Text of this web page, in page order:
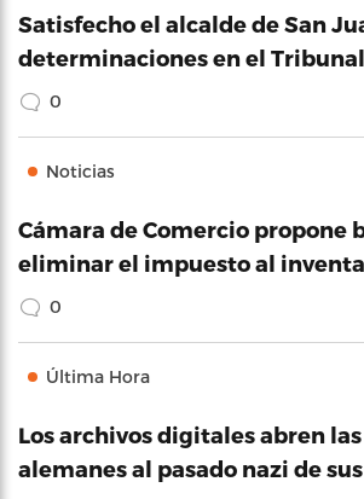
Satisfecho el alcalde de San
determinaciones en el Tribunal
0
Noticias
Cámara de Comercio propone
eliminar el impuesto al
0
Última Hora
Los archivos digitales abren
alemanes al pasado nazi de